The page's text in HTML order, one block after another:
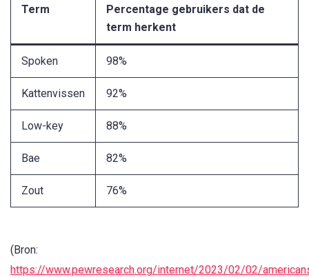
Term
Percentage gebruikers dat de
term herkent
Spoken 98%
Kattenvissen 92%
Low-key 88%
Bae 82%
Zout 76%
(Bron:
https://www.pewresearch.org/internet/2023/02/02/